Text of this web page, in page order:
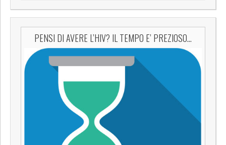
PENSI DI AVERE L’HIV? IL TEMPO E’ PREZIOSO…